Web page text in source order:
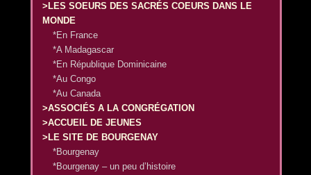
>LES SOEURS DES SACRÉS COEURS DANS LE
MONDE
*En France
*A Madagascar
*En République Dominicaine
*Au Congo
*Au Canada
>ASSOCIÉS A LA CONGRÉGATION
>ACCUEIL DE JEUNES
>LE SITE DE BOURGENAY
*Bourgenay
*Bourgenay – un peu d’histoire